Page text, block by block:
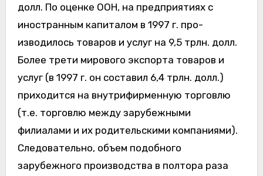
долл. По оценке ООН, на предприятиях с
иностранным капиталом в 1997 г. про-
изводилось товаров и услуг на 9,5 трлн. долл.
Более трети мирового экспорта товаров и
услуг (в 1997 г. он составил 6,4 трлн. долл.)
приходится на внутрифирменную торговлю
(т.е. торговлю между зарубежными
филиалами и их родительскими компаниями).
Следовательно, объем подобного
зарубежного производства в полтора раза